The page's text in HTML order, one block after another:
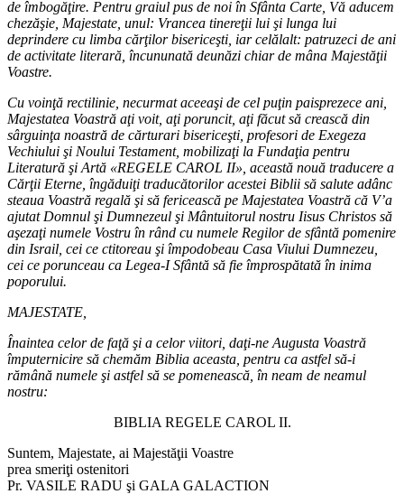
de îmbogăţire. Pentru graiul pus de noi în Sfânta Carte, Vă aducem
chezăşie, Majestate, unul: Vrancea tinereţii lui şi lunga lui
deprindere cu limba cărţilor bisericeşti, iar celălalt: patruzeci de ani
de activitate literară, încununată deunăzi chiar de mâna Majestăţii
Voastre.
Cu voinţă rectilinie, necurmat aceeaşi de cel puţin paisprezece ani,
Majestatea Voastră aţi voit, aţi poruncit, aţi făcut să crească din
sârguinţa noastră de cărturari bisericeşti, profesori de Exegeza
Vechiului şi Noului Testament, mobilizaţi la Fundaţia pentru
Literatură şi Artă «REGELE CAROL II», această nouă traducere a
Cărţii Eterne, îngăduiţi traducătorilor acestei Biblii să salute adânc
steaua Voastră regală şi să fericească pe Majestatea Voastră că V’a
ajutat Domnul şi Dumnezeul şi Mântuitorul nostru Iisus Christos să
aşezaţi numele Vostru în rând cu numele Regilor de sfântă pomenire
din Israil, cei ce ctitoreau şi împodobeau Casa Viului Dumnezeu,
cei ce porunceau ca Legea-I Sfântă să fie împrospătată în inima
poporului.
MAJESTATE,
Înaintea celor de faţă şi a celor viitori, daţi-ne Augusta Voastră
împuternicire să chemăm Biblia aceasta, pentru ca astfel să-i
rămână numele şi astfel să se pomenească, în neam de neamul
nostru:
BIBLIA REGELE CAROL II.
Suntem, Majestate, ai Majestăţii Voastre
prea smeriţi ostenitori
Pr. VASILE RADU şi GALA GALACTION